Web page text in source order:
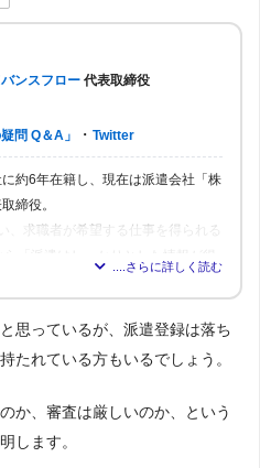
ンスフロー 代表取締役
問 Q＆A」 ・ Twitter
約6年在籍し、現在は派遣会社「株
締役。
、求職者が希望する仕事を得られる
思っているが、派遣登録は落ち
たれている方もいるでしょう。
か、審査は厳しいのか、という
します。